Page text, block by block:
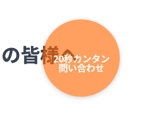
皆様へ20秒カンタン
問い合わせ